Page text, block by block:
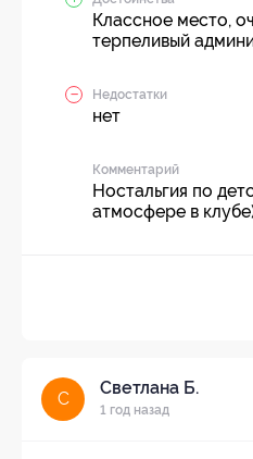
Классное место,
терпеливый
Недостатки
нет
Комментарий
Ностальгия по
атмосфере в
С
Светлана Б.
1 год назад